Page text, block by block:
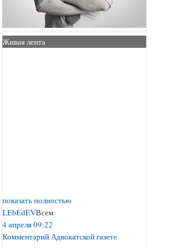
Живая лента
показать полностью
LEbEdEVВсем
4 апреля 09:22
Комментарий Адвокатской газете